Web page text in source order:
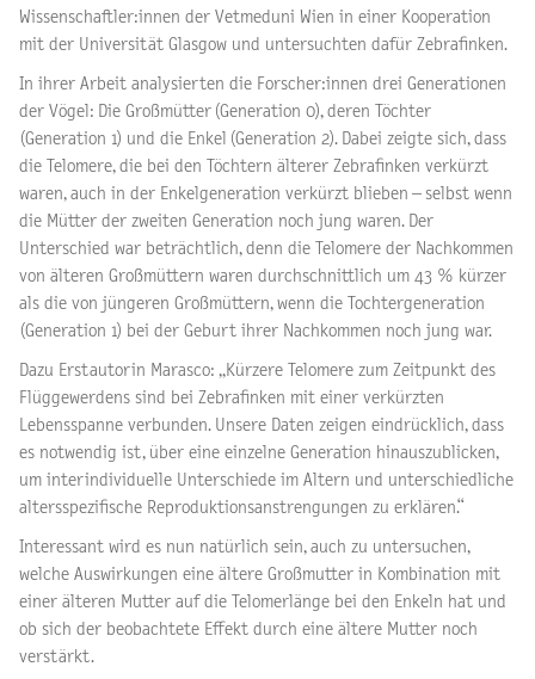
Wissenschaftler:innen der Vetmeduni Wien in einer Kooperation
mit der Universität Glasgow und untersuchten dafür Zebrafinken.
In ihrer Arbeit analysierten die Forscher:innen drei Generationen
der Vögel: Die Großmütter (Generation 0), deren Töchter
(Generation 1) und die Enkel (Generation 2). Dabei zeigte sich, dass
die Telomere, die bei den Töchtern älterer Zebrafinken verkürzt
waren, auch in der Enkelgeneration verkürzt blieben – selbst wenn
die Mütter der zweiten Generation noch jung waren. Der
Unterschied war beträchtlich, denn die Telomere der Nachkommen
von älteren Großmüttern waren durchschnittlich um 43 % kürzer
als die von jüngeren Großmüttern, wenn die Tochtergeneration
(Generation 1) bei der Geburt ihrer Nachkommen noch jung war.
Dazu Erstautorin Marasco: „Kürzere Telomere zum Zeitpunkt des
Flüggewerdens sind bei Zebrafinken mit einer verkürzten
Lebensspanne verbunden. Unsere Daten zeigen eindrücklich, dass
es notwendig ist, über eine einzelne Generation hinauszublicken,
um interindividuelle Unterschiede im Altern und unterschiedliche
altersspezifische Reproduktionsanstrengungen zu erklären.“
Interessant wird es nun natürlich sein, auch zu untersuchen,
welche Auswirkungen eine ältere Großmutter in Kombination mit
einer älteren Mutter auf die Telomerlänge bei den Enkeln hat und
ob sich der beobachtete Effekt durch eine ältere Mutter noch
verstärkt.